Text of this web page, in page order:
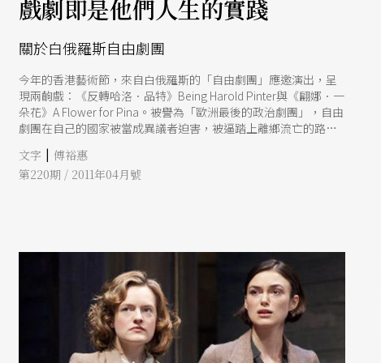
戲劇即是他們人生的實踐
關於白俄羅斯自由劇團
今年的香港藝術節，來自白俄羅斯的「自由劇團」應邀演出，呈
現兩齣戲：《反轉哈洛．品特》Being Harold Pinter與《翩娜．一
朵花》A Flower for Pina。被譽為「歐洲最後的政治劇團」，自由
劇團在自己的國家被當成異議者迫害，被逼踏上離鄉流亡的路
文字 | 傅裕惠
第220期 / 2011年04月號